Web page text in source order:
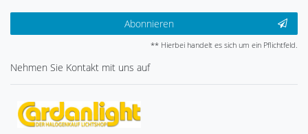
Abonnieren
** Hierbei handelt es sich um ein Pflichtfeld.
Nehmen Sie Kontakt mit uns auf